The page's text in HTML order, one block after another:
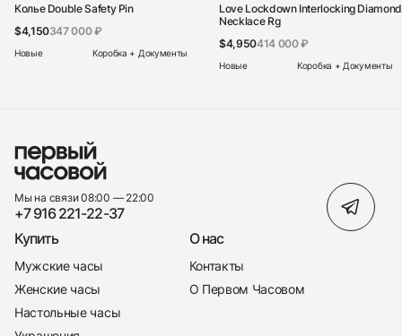
Колье Double Safety Pin
$4,150347 000 ₽
Новые Коробка + Документы
Love Lockdown Interlocking Diamond
Necklace Rg
$4,950414 000 ₽
Новые Коробка + Документы
Мы на связи 08:00 — 22:00
+7 916 221-22-37
Купить
Мужские часы
Женские часы
Настольные часы
О нас
Контакты
О Первом Часовом